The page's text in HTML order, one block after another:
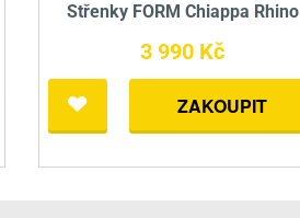
Střenky FORM Chiappa Rhino
3 990 Kč
ZAKOUPIT